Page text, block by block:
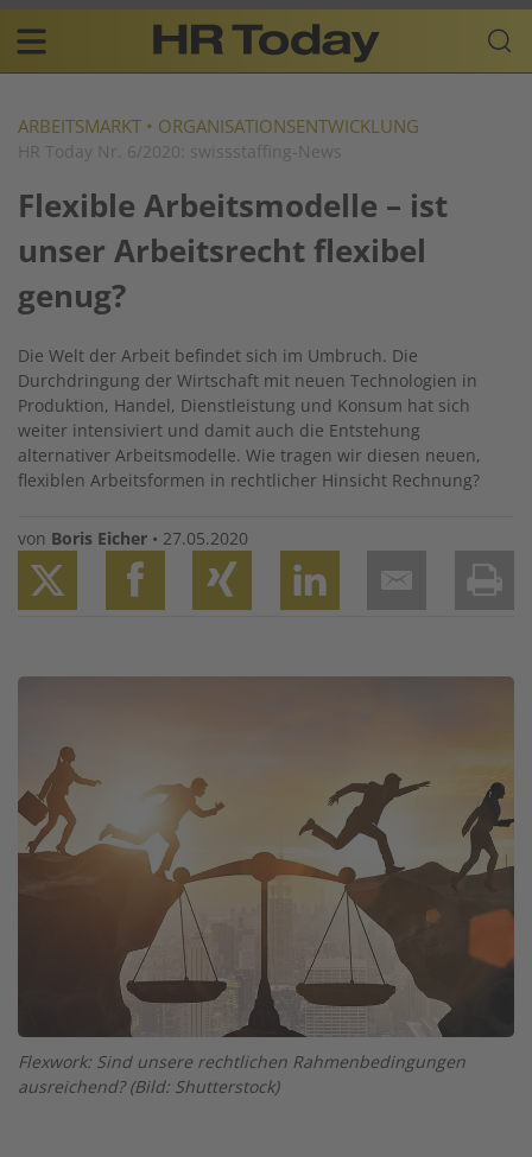
Skip
content
Plattform
für
Resources
navigation
DE
ARBEITSMARKT • ORGANISATIONSENTWICKLUNG
HR Today Nr. 6/2020: swissstaffing-News
Flexible Arbeitsmodelle – ist
unser Arbeitsrecht flexibel
genug?
Die Welt der Arbeit befindet sich im Umbruch. Die
Durchdringung der Wirtschaft mit neuen Technologien in
Produktion, Handel, Dienstleistung und Konsum hat sich
weiter intensiviert und damit auch die Entstehung
alternativer Arbeitsmodelle. Wie tragen wir diesen neuen,
flexiblen Arbeitsformen in rechtlicher Hinsicht Rechnung?
von Boris Eicher • 27.05.2020
Flexwork: Sind unsere rechtlichen Rahmenbedingungen
ausreichend? (Bild: Shutterstock)